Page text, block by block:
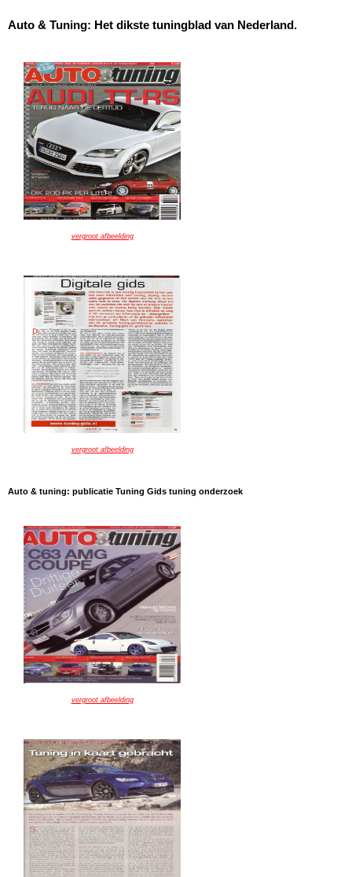
Auto & Tuning: Het dikste tuningblad van Nederland.
vergroot afbeelding
vergroot afbeelding
Auto & tuning: publicatie Tuning Gids tuning onderzoek
vergroot afbeelding